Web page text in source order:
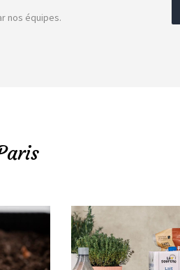
nos équipes.